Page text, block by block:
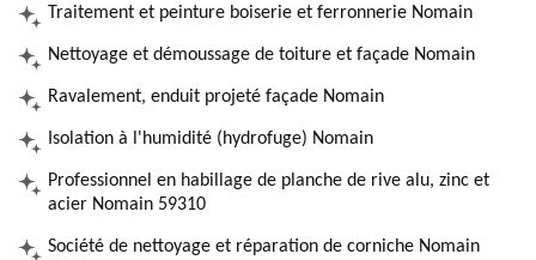
Traitement et peinture boiserie et ferronnerie Nomain
Nettoyage et démoussage de toiture et façade Nomain
Ravalement, enduit projeté façade Nomain
Isolation à l'humidité (hydrofuge) Nomain
Professionnel en habillage de planche de rive alu, zinc et
acier Nomain 59310
Société de nettoyage et réparation de corniche Nomain